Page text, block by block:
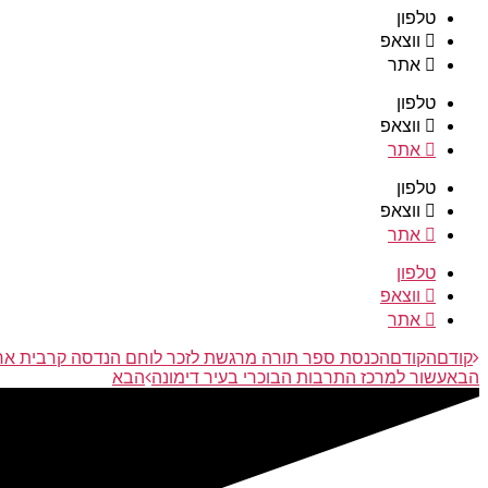
טלפון
ווצאפ
אתר
טלפון
ווצאפ
אתר
טלפון
ווצאפ
אתר
טלפון
ווצאפ
אתר
קודםהקודםהכנסת ספר תורה מרגשת לזכר לוחם הנדסה קרבית
הבאעשור למרכז התרבות הבוכרי בעיר דימונה הבא